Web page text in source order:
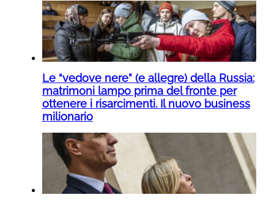
Le “vedove nere” (e allegre) della Russia:
matrimoni lampo prima del fronte per
ottenere i risarcimenti. Il nuovo business
milionario